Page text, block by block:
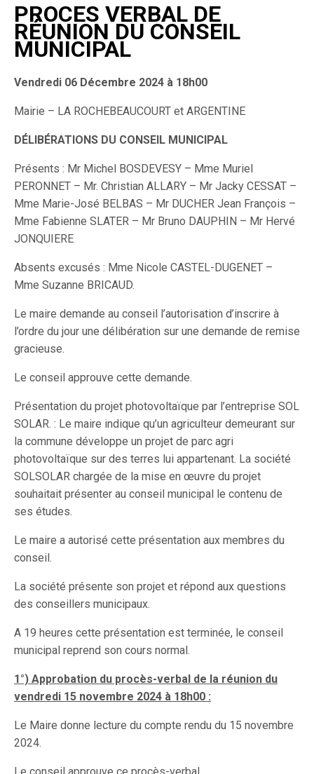
PROCES VERBAL DE
RÉUNION DU CONSEIL
MUNICIPAL
Vendredi 06 Décembre 2024 à 18h00
Mairie – LA ROCHEBEAUCOURT et ARGENTINE
DÉLIBÉRATIONS DU CONSEIL MUNICIPAL
Présents : Mr Michel BOSDEVESY – Mme Muriel
PERONNET – Mr. Christian ALLARY – Mr Jacky CESSAT –
Mme Marie-José BELBAS – Mr DUCHER Jean François –
Mme Fabienne SLATER – Mr Bruno DAUPHIN – Mr Hervé
JONQUIERE
Absents excusés : Mme Nicole CASTEL-DUGENET –
Mme Suzanne BRICAUD.
Le maire demande au conseil l’autorisation d’inscrire à
l’ordre du jour une délibération sur une demande de remise
gracieuse.
Le conseil approuve cette demande.
Présentation du projet photovoltaïque par l’entreprise SOL
SOLAR. : Le maire indique qu’un agriculteur demeurant sur
la commune développe un projet de parc agri
photovoltaïque sur des terres lui appartenant. La société
SOLSOLAR chargée de la mise en œuvre du projet
souhaitait présenter au conseil municipal le contenu de
ses études.
Le maire a autorisé cette présentation aux membres du
conseil.
La société présente son projet et répond aux questions
des conseillers municipaux.
A 19 heures cette présentation est terminée, le conseil
municipal reprend son cours normal.
1°) Approbation du procès-verbal de la réunion du
vendredi 15 novembre 2024 à 18h00 :
Le Maire donne lecture du compte rendu du 15 novembre
2024.
Le conseil approuve ce procès-verbal.